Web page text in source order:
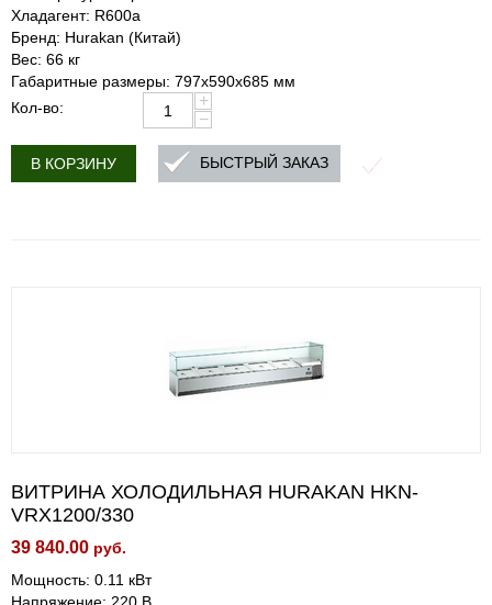
Хладагент: R600a
Бренд: Hurakan (Китай)
Вес: 66 кг
Габаритные размеры: 797x590x685 мм
Кол-во:
+
−
В КОРЗИНУ БЫСТРЫЙ ЗАКАЗ
ВИТРИНА ХОЛОДИЛЬНАЯ HURAKAN HKN-
VRX1200/330
39 840.00 руб.
Мощность: 0.11 кВт